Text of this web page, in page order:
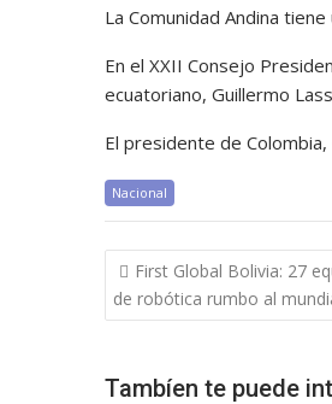
La Comunidad Andina
En el XXII Consejo
ecuatoriano, Guillermo
El presidente de
Nacional
Navegación
de
entradas
First Global Bolivia: 27
de robótica rumbo al
Tambíen te puede